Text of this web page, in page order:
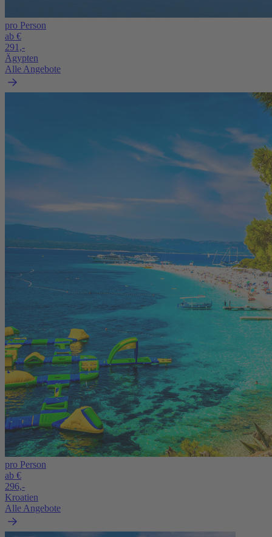
pro Person
ab €
291,-
Ägypten
Alle Angebote
pro Person
ab €
296,-
Kroatien
Alle Angebote